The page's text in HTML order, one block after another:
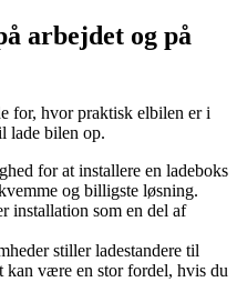
arbejdet og på
for, hvor praktisk elbilen er i
lade bilen op.
for at installere en ladeboks
og billigste løsning.
installation som en del af
stiller ladestandere til
kan være en stor fordel, hvis du